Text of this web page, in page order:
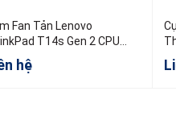
Fan Tản Lenovo
T14s Gen 2 CPU
hệ